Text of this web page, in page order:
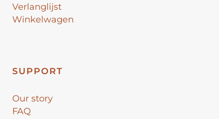
Verlanglijst
Winkelwagen
SUPPORT
Our story
FAQ